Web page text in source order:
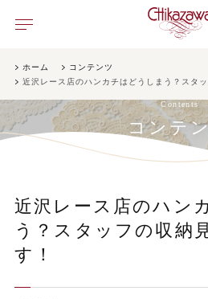
ホーム
コンテンツ
近沢レース店のハンカチはどうしまう？スタ
Contents
コンテ
近沢レース店のハン
う？スタッフの収納
す！